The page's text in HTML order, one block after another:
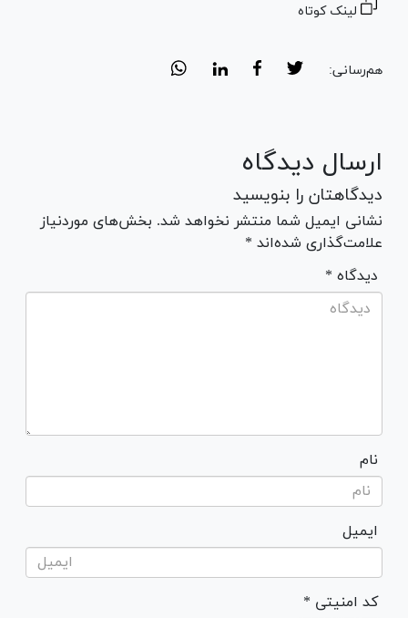
لینک کوتاه
هم‌رسانی:
ارسال دیدگاه
دیدگاهتان را بنویسید
نشانی ایمیل شما منتشر نخواهد شد. بخش‌های موردنیاز
علامت‌گذاری شده‌اند *
* دیدگاه
نام
ایمیل
* کد امنیتی